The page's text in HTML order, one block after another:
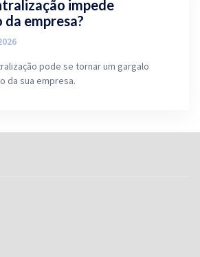
impede
empresa?
pode se tornar um gargalo
da sua empresa.